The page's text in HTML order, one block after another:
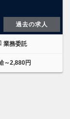
過去の求人
業務委託
～2,880円